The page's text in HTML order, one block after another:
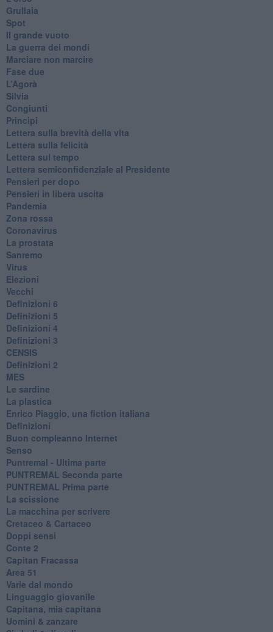
Grullaia
Spot
​Il grande vuoto
​La guerra dei mondi
Marciare non marcire
Fase due
L’Agorà
Silvia
Congiunti
Principi
​Lettera sulla brevità della vita
​Lettera sulla felicità
​Lettera sul tempo
Lettera semiconfidenziale al Presidente
Pensieri per dopo
​Pensieri in libera uscita
Pandemia
Zona rossa
Coronavirus
La prostata
Sanremo
Virus
Elezioni
Vecchi
Definizioni 6
Definizioni 5
Definizioni 4
Definizioni 3
CENSIS
​Definizioni 2
MES
Le sardine
La plastica
​Enrico Piaggio, una fiction italiana
Definizioni
​Buon compleanno Internet
Senso
Puntremal - Ultima parte
PUNTREMAL Seconda parte
​PUNTREMAL Prima parte
La scissione
La macchina per scrivere
Cretaceo & Cartaceo
Doppi sensi
​Conte 2
​Capitan Fracassa
​Area 51
Varie dal mondo
​Linguaggio giovanile
​Capitana, mia capitana
Uomini & zanzare